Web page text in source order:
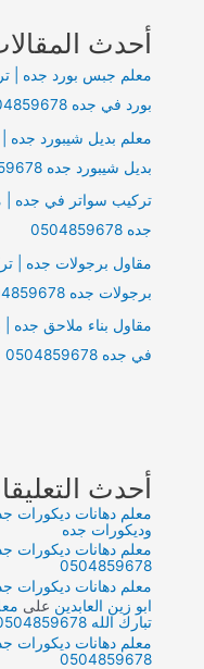
أحدث
معلم جبس بورد جده |
بورد في جده 0504859678
معلم بديل شيبورد
بديل شيبورد جده 0504859678
تركيب سواتر في جده |
جده 0504859678
مقاول برجولات جده |
برجولات جده 0504859678
مقاول بناء ملاحق جده
في جده 0504859678
أحدث
معلم دهانات ديكورات
وديكورات جده
معلم دهانات ديكورات
0504859678
معلم دهانات ديكورات
ابو زين العابدين على
تبارك الله 0504859678
معلم دهانات ديكورات
0504859678